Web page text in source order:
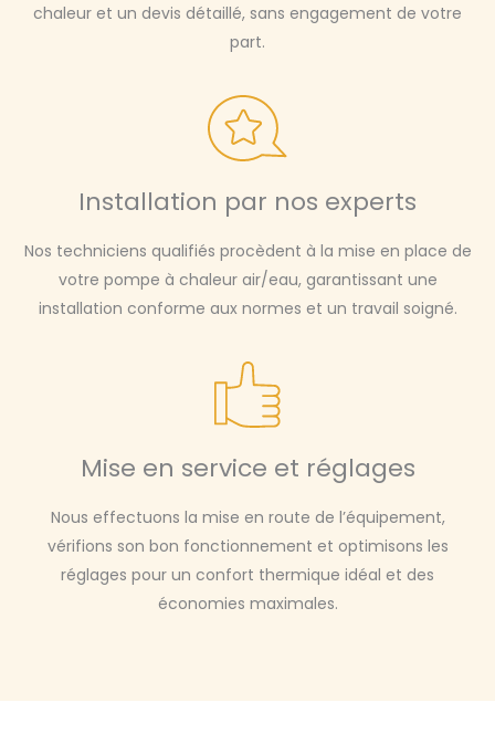
chaleur et un devis détaillé, sans engagement de votre
part.
Installation par nos experts
Nos techniciens qualifiés procèdent à la mise en place de
votre pompe à chaleur air/eau, garantissant une
installation conforme aux normes et un travail soigné.
Mise en service et réglages
Nous effectuons la mise en route de l’équipement,
vérifions son bon fonctionnement et optimisons les
réglages pour un confort thermique idéal et des
économies maximales.